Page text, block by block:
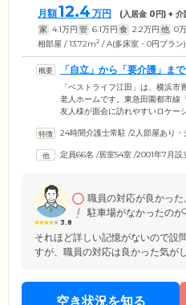
月額12.4 万円 (入居金 0 円) +
家 4.1万円 管 6.1万円 食 2.2万円 他 0
相部屋 / 13.72m2 / A(多床室・0円プラン)
「自立」から「要介護」ま
計の住まいです
「ベストライフ江田」は、横浜
老人ホームです。東急田園都市線
友人様が面会に訪れやすいロケー
要支援・要介護の認定を受けた方
リアフリー設計を採用。段差をな
さい。
24時間介護士常駐 /2人部屋あり・
定員66名 /居室54室 /2001年7月設
3.8
職員の対応が良かった
駐車場がなかったのが
それほど詳しい記憶がないので設
すが、職員の対応は良かった気が
空き状況を知る